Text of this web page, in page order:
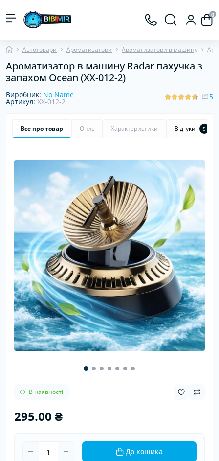
0
Автотовари Ароматизатори Ароматизатори в машину
Ароматизатор в машину Radar пахучка з
запахом Ocean (XX-012-2)
Виробник: No Name
Артикул: XX-012-2
5
Все про товар Опис Характеристики Відгуки 5
В наявності
295.00 ₴
До кошика